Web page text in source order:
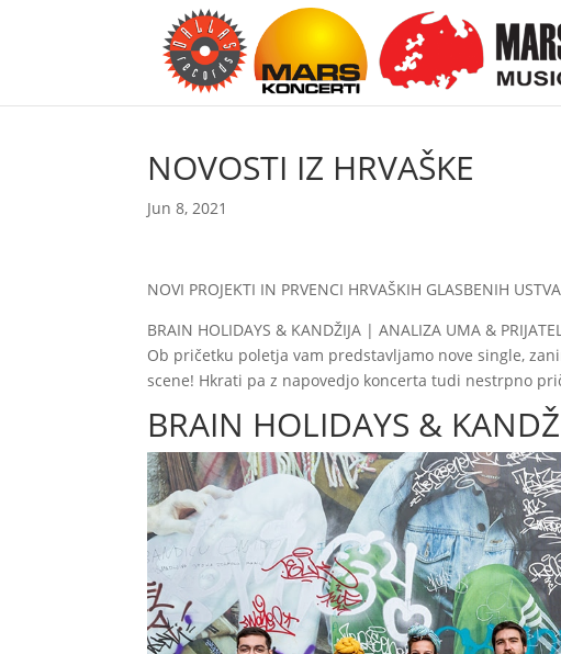
NOVOSTI IZ HRVAŠKE
Jun 8, 2021
NOVI PROJEKTI IN PRVENCI HRVAŠKIH GLASBENIH
BRAIN HOLIDAYS & KANDŽIJA | ANALIZA UMA &
Ob pričetku poletja vam predstavljamo nove single,
scene! Hkrati pa z napovedjo koncerta tudi nestrpno
BRAIN HOLIDAYS &